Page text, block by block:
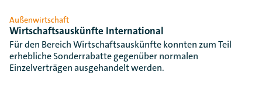
Außenwirtschaft
Wirtschaftsauskünfte International
Für den Bereich Wirtschaftsauskünfte konnten zum Teil
erhebliche Sonderrabatte gegenüber normalen
Einzelverträgen ausgehandelt werden.